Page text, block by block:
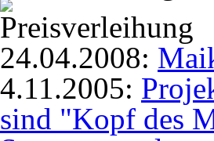
24.04.2008:
4.11.2005:
sind "Kopf des